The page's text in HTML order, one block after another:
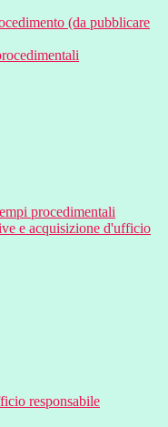
(da pubblicare
procedimentali
e acquisizione d'ufficio
responsabile